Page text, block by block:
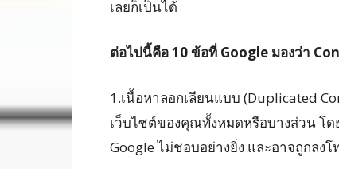
เลยก็เป็นได้
ต่อไปนี้คือ 10 ข้อที่ Google มองว่า
1.เนื้อหาลอกเลียนแบบ (Duplicated
เว็บไซต์ของคุณทั้งหมดหรือบางส่วน โ
Google ไม่ชอบอย่างยิ่ง และอาจถูกลงโ